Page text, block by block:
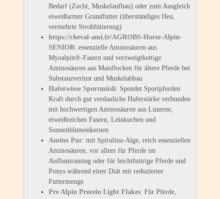
Bedarf (Zucht, Muskelaufbau) oder zum Ausgleich
eiweißarmer Grundfutter (überständiges Heu,
vermehrte Strohfütterung)
https://cheval-ami.fr/AGROBS-Horse-Alpin-
SENIOR: essenzielle Aminosäuren aus
Myoalpin®-Fasern und verzweigtkettige
Aminosäuren aus Maisflocken für ältere Pferde bei
Substanzverlust und Muskelabbau
Haferwiese Sportmüsli: Spendet Sportpferden
Kraft durch gut verdauliche Haferstärke verbunden
mit hochwertigen Aminosäuren aus Luzerne,
eiweißreichen Fasern, Leinkuchen und
Sonnenblumenkernen
Amino Pur: mit Spirulina-Alge, reich essenziellen
Aminosäuren, vor allem für Pferde im
Aufbautraining oder für leichtfuttrige Pferde und
Ponys während einer Diät mit reduzierter
Futtermenge
Pre Alpin Protein Light Flakes: Für Pferde,